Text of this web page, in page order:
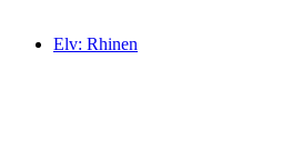
Elv: Rhinen